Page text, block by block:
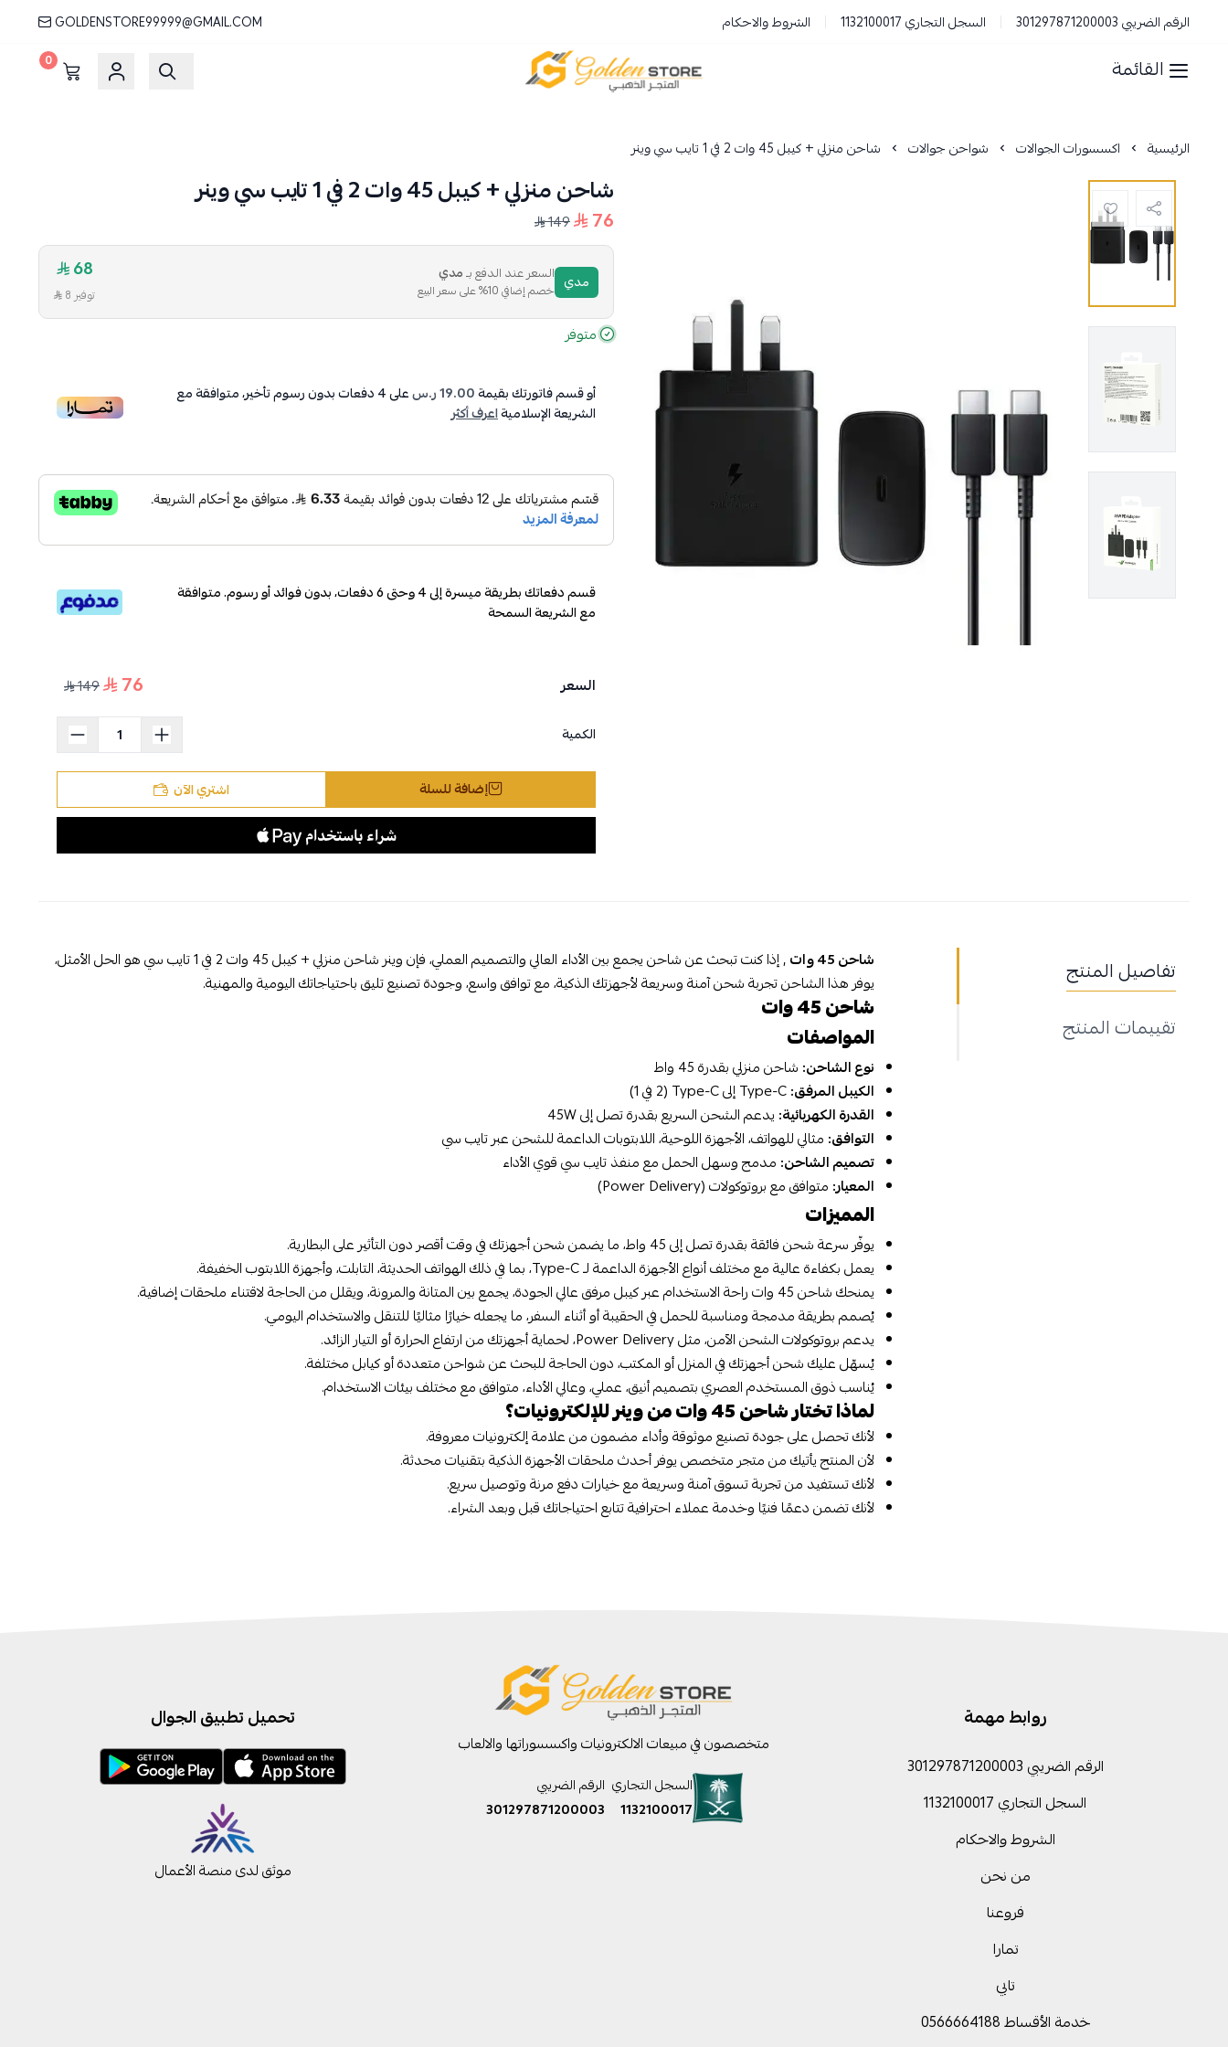
الرقم الضريبي 301297871200003 السجل التجاري 1132100017 الشروط والاحكام GOLDENSTORE99999@GMAIL.COM
القائمة المتجر الذهبي
0
الرئيسية اكسسورات الجوالات شواحن جوالات شاحن منزلي + كيبل 45 وات 2 في 1 تايب سي وينر
شاحن منزلي + كيبل 45 وات 2 في 1 تايب سي وينر
76
149
مدي السعر عند الدفع بـمدي
خصم إضافي 10% على سعر البيع
68
توفير 8
متوفر
أو قسم فاتورتك بقيمة19.00 ر.س على4دفعات بدون رسوم تأخير، متوافقة مع
الشريعة الإسلاميةاعرف أكثر
قسم دفعاتك بطريقة ميسرة إلى 4 وحتى 6 دفعات، بدون فوائد أو رسوم. متوافقة
مع الشريعة السمحة
السعر 76
149
الكمية
إضافة للسلة اشتري الآن
تفاصيل المنتج
تقييمات المنتج
شاحن 45 وات
, إذا كنت تبحث عن شاحن يجمع بين الأداء العالي والتصميم العملي، فإن وينر شاحن منزلي + كيبل 45 وات 2 في 1 تايب سي هو الحل الأمثل،
يوفر هذا الشاحن تجربة شحن آمنة وسريعة لأجهزتك الذكية، مع توافق واسع، وجودة تصنيع تليق باحتياجاتك اليومية والمهنية.
شاحن 45 وات
المواصفات
نوع الشاحن: شاحن منزلي بقدرة 45 واط
الكيبل المرفق:
القدرة الكهربائية: يدعم الشحن السريع بقدرة تصل إلى 45W
التوافق: مثالي للهواتف، الأجهزة اللوحية، اللابتوبات الداعمة للشحن عبر تايب سي
تصميم الشاحن: مدمج وسهل الحمل مع منفذ تايب سي قوي الأداء
المعيار: متوافق مع بروتوكولات (Power Delivery)
المميزات
يوفّر سرعة شحن فائقة بقدرة تصل إلى 45 واط، ما يضمن شحن أجهزتك في وقت أقصر دون التأثير على البطارية.
يعمل بكفاءة عالية مع مختلف أنواع الأجهزة الداعمة لـ Type-C، بما في ذلك الهواتف الحديثة، التابلت، وأجهزة اللابتوب الخفيفة.
يمنحك شاحن 45 وات راحة الاستخدام عبر كيبل مرفق عالي الجودة، يجمع بين المتانة والمرونة، ويقلل من الحاجة لاقتناء ملحقات إضافية.
يُصمم بطريقة مدمجة ومناسبة للحمل في الحقيبة أو أثناء السفر، ما يجعله خيارًا مثاليًا للتنقل والاستخدام اليومي.
يدعم بروتوكولات الشحن الآمن، مثل Power Delivery، لحماية أجهزتك من ارتفاع الحرارة أو التيار الزائد.
يُسهّل عليك شحن أجهزتك في المنزل أو المكتب، دون الحاجة للبحث عن شواحن متعددة أو كيابل مختلفة.
يُناسب ذوق المستخدم العصري بتصميم أنيق، عملي، وعالي الأداء، متوافق مع مختلف بيئات الاستخدام.
لماذا تختار شاحن 45 وات من وينر للإلكترونيات؟
لأنك تحصل على جودة تصنيع موثوقة وأداء مضمون من علامة إلكترونيات معروفة.
لأن المنتج يأتيك من متجر متخصص يوفر أحدث ملحقات الأجهزة الذكية بتقنيات محدثة.
لأنك تستفيد من تجربة تسوق آمنة وسريعة مع خيارات دفع مرنة وتوصيل سريع.
لأنك تضمن دعمًا فنيًا وخدمة عملاء احترافية تتابع احتياجاتك قبل وبعد الشراء.
روابط مهمة
الرقم الضريبي 301297871200003
السجل التجاري 1132100017
الشروط والاحكام
من نحن
فروعنا
تمارا
تابي
خدمة الأقساط 0566664188
متخصصون في مبيعات الالكترونيات واكسسوراتها والالعاب
السجل التجاري
1132100017
الرقم الضريبي
301297871200003
تحميل تطبيق الجوال
موثق لدى منصة الأعمال